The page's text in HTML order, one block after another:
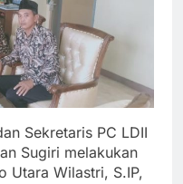
Sekretaris PC LDII
Sugiri melakukan
Utara Wilastri, S.IP,